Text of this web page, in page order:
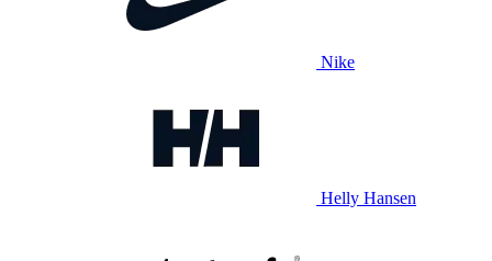
Nike
Helly Hansen